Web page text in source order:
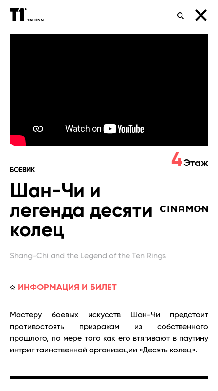
ПОИСК
десяти
колец
БОЕВИК
Шан-Чи и
легенда десяти
колец
Shang-Chi and the Legend of the Ten Rings
ИНФОРМАЦИЯ И БИЛЕТ
4Этаж
Мастеру боевых искусств Шан-Чи предстоит
противостоять призракам из собственного
прошлого, по мере того как его втягивают в паутину
интриг таинственной организации «Десять колец».